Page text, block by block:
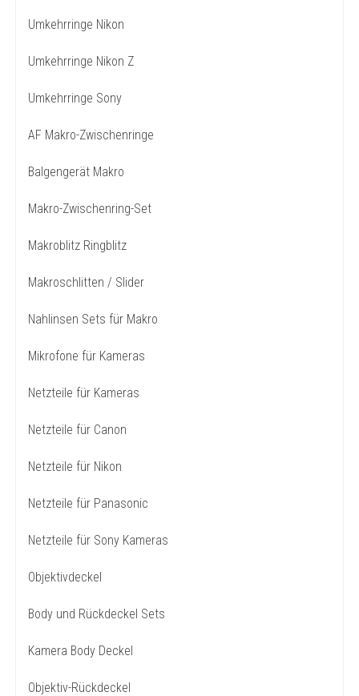
Umkehrringe Nikon
Umkehrringe Nikon Z
Umkehrringe Sony
AF Makro-Zwischenringe
Balgengerät Makro
Makro-Zwischenring-Set
Makroblitz Ringblitz
Makroschlitten / Slider
Nahlinsen Sets für Makro
Mikrofone für Kameras
Netzteile für Kameras
Netzteile für Canon
Netzteile für Nikon
Netzteile für Panasonic
Netzteile für Sony Kameras
Objektivdeckel
Body und Rückdeckel Sets
Kamera Body Deckel
Objektiv-Rückdeckel